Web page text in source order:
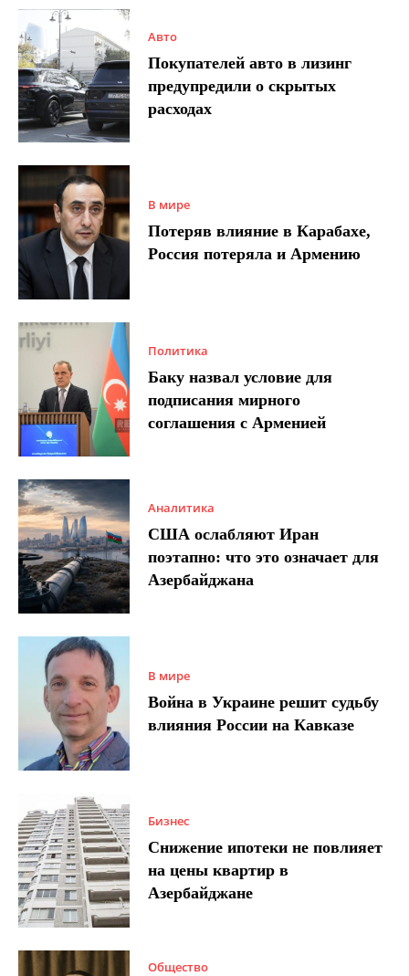
Авто
Покупателей авто в лизинг
предупредили о скрытых
расходах
В мире
Потеряв влияние в Карабахе,
Россия потеряла и Армению
Политика
Баку назвал условие для
подписания мирного
соглашения с Арменией
Аналитика
США ослабляют Иран
поэтапно: что это означает для
Азербайджана
В мире
Война в Украине решит судьбу
влияния России на Кавказе
Бизнес
Снижение ипотеки не повлияет
на цены квартир в
Азербайджане
Общество